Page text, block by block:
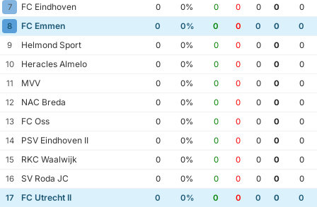
7
FC Eindhoven 0 0% 0 0 0 0
0
8
FC Emmen 0 0% 0 0 0 0
0
9
Helmond Sport 0 0% 0 0 0 0
0
10
Heracles Almelo 0 0% 0 0 0 0
0
11
MVV 0 0% 0 0 0 0
0
12
NAC Breda 0 0% 0 0 0 0
0
13
FC Oss 0 0% 0 0 0 0
0
14
PSV Eindhoven II 0 0% 0 0 0 0
0
15
RKC Waalwijk 0 0% 0 0 0 0
0
16
SV Roda JC 0 0% 0 0 0 0
0
17
FC Utrecht II 0 0% 0 0 0 0
0